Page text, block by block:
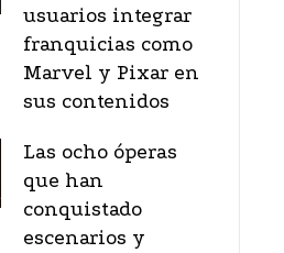
usuarios integrar
franquicias como
Marvel y Pixar en
sus contenidos
Las ocho óperas
que han
conquistado
escenarios y